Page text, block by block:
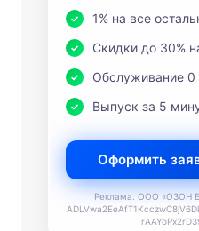
1% на все
Скидки до 30%
Обслуживание 0
Выпуск за 5
Оформить
Реклама. ООО «ОЗОН